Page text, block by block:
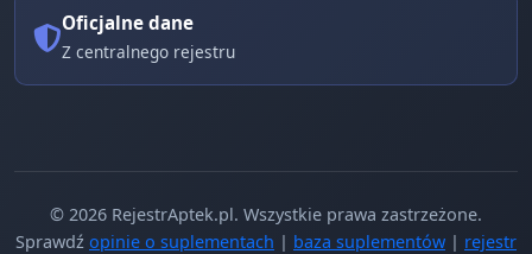
Oficjalne dane
Z centralnego rejestru
© 2026 RejestrAptek.pl. Wszystkie prawa zastrzeżone.
Sprawdź opinie o suplementach | baza suplementów | rejestr